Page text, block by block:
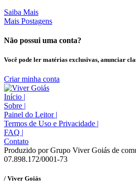
Saiba Mais
Mais Postagens
Não possui uma conta?
Você pode ler matérias exclusivas, anunciar
Criar minha conta
Início |
Sobre |
Painel do Leitor |
Termos de Uso e Privacidade |
FAQ |
Contato
Produzido por Grupo Viver Goiás de
07.898.172/0001-73
/ Viver Goiás